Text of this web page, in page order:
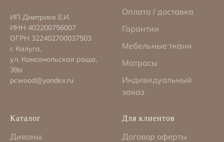
ИП Дмитриев Е.И.
ИНН 402200756007
ОГРН 322402700037503
г. Калуга,
ул. Комсомольская роща,
39а
pcwood@yandex.ru
Оплата / доставка
Гарантии
Мебельные ткани
Матрасы
Индивидуальный
заказ
Каталог
Диваны
Для клиентов
Договор оферты